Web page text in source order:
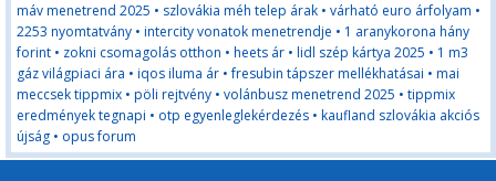
máv menetrend 2025 • szlovákia méh telep árak • várható euro árfolyam •
2253 nyomtatvány • intercity vonatok menetrendje • 1 aranykorona hány
forint • zokni csomagolás otthon • heets ár • lidl szép kártya 2025 • 1 m3
gáz világpiaci ára • iqos iluma ár •fresubin tápszer mellékhatásai • mai
meccsek tippmix • pöli rejtvény • volánbusz menetrend 2025 • tippmix
eredmények tegnapi • otp egyenleglekérdezés • kaufland szlovákia akciós
újság • opus forum